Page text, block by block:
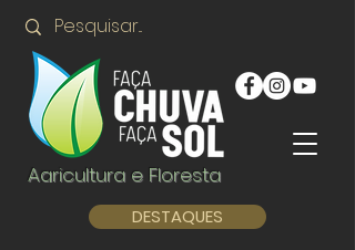
Agricultura e Floresta
DESTAQUES